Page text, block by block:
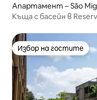
Апартамент – São
Къща с басейн в
Избор на гостите
Избор на гостите